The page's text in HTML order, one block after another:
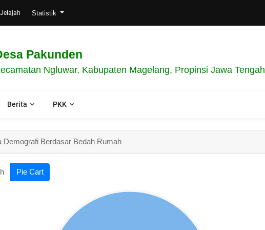
Jelajah Statistik
Pakunden
Ngluwar, Kabupaten Magelang, Propinsi Jawa Tengah
Berita PKK
Demografi Berdasar Bedah Rumah
Pie Cart